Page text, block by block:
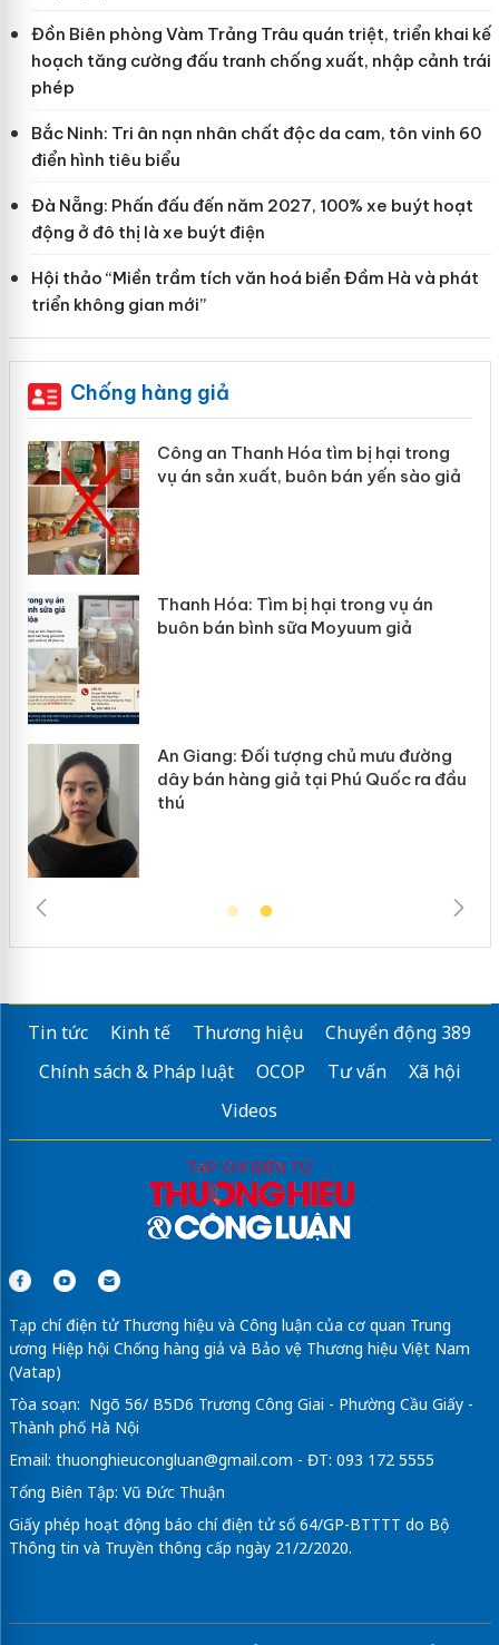
Đồn Biên phòng Vàm Trảng Trâu quán triệt, triển khai kế
hoạch tăng cường đấu tranh chống xuất, nhập cảnh trái
phép
Bắc Ninh: Tri ân nạn nhân chất độc da cam, tôn vinh 60
điển hình tiêu biểu
Đà Nẵng: Phấn đấu đến năm 2027, 100% xe buýt hoạt
động ở đô thị là xe buýt điện
Hội thảo “Miền trầm tích văn hoá biển Đầm Hà và phát
triển không gian mới”
Chống hàng giả
Công an Thanh Hóa tìm bị hại trong
vụ án sản xuất, buôn bán yến sào giả
Thanh Hóa: Tìm bị hại trong vụ án
buôn bán bình sữa Moyuum giả
An Giang: Đối tượng chủ mưu đường
dây bán hàng giả tại Phú Quốc ra đầu
thú
Tin tức Kinh tế Thương hiệu
Chuyển động 389
Chính sách & Pháp luật
OCOP Tư vấn
Xã hội
Videos
Tạp chí điện tử Thương hiệu và Công luận của cơ quan Trung
ương Hiệp hội Chống hàng giả và Bảo vệ Thương hiệu Việt Nam
(Vatap)
Tòa soạn: Ngõ 56/ B5D6 Trương Công Giai - Phường Cầu Giấy -
Thành phố Hà Nội
Email: thuonghieucongluan@gmail.com - ĐT: 093 172 5555
Tổng Biên Tập: Vũ Đức Thuận
Giấy phép hoạt động báo chí điện tử số 64/GP-BTTTT do Bộ
Thông tin và Truyền thông cấp ngày 21/2/2020.